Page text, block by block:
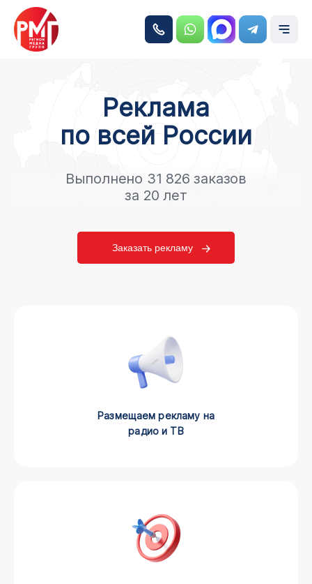
Реклама
по всей России
Выполнено 31 826 заказов
за 20 лет
Заказать рекламу
Размещаем рекламу на
радио и ТВ